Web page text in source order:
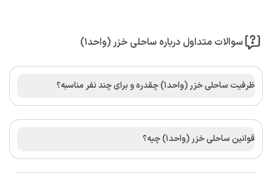
سوالات متداول درباره ساحلی خزر (واحد1)
ظرفیت ساحلی خزر (واحد1) چقدره و برای چند نفر مناسبه؟
قوانین ساحلی خزر (واحد1) چیه؟